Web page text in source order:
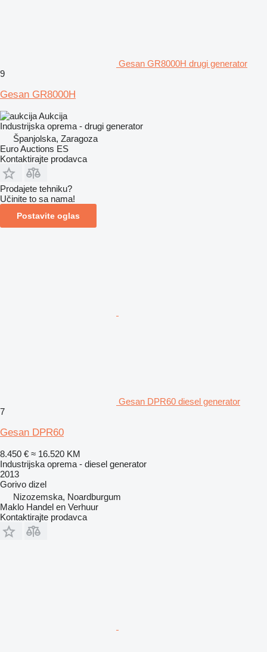
Gesan GR8000H drugi generator
9
Gesan GR8000H
Aukcija
Industrijska oprema - drugi generator
Španjolska, Zaragoza
Euro Auctions ES
Kontaktirajte prodavca
Prodajete tehniku?
Učinite to sa nama!
Postavite oglas
Gesan DPR60 diesel generator
7
Gesan DPR60
8.450 € ≈ 16.520 KM
Industrijska oprema - diesel generator
2013
Gorivo dizel
Nizozemska, Noardburgum
Maklo Handel en Verhuur
Kontaktirajte prodavca